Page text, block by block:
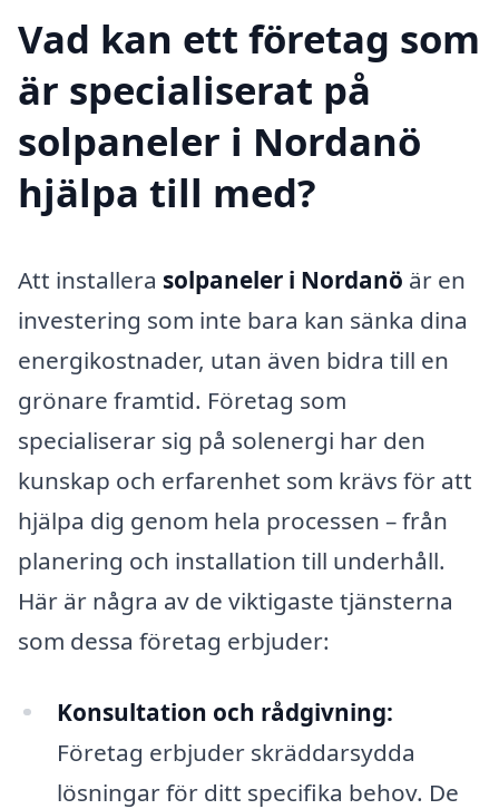
Vad kan ett företag som
är specialiserat på
solpaneler i Nordanö
hjälpa till med?
Att installera solpaneler i Nordanö är en
investering som inte bara kan sänka dina
energikostnader, utan även bidra till en
grönare framtid. Företag som
specialiserar sig på solenergi har den
kunskap och erfarenhet som krävs för att
hjälpa dig genom hela processen – från
planering och installation till underhåll.
Här är några av de viktigaste tjänsterna
som dessa företag erbjuder:
Konsultation och rådgivning:
Företag erbjuder skräddarsydda
lösningar för ditt specifika behov. De